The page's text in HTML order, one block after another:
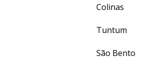
Colinas
Tuntum
São Bento